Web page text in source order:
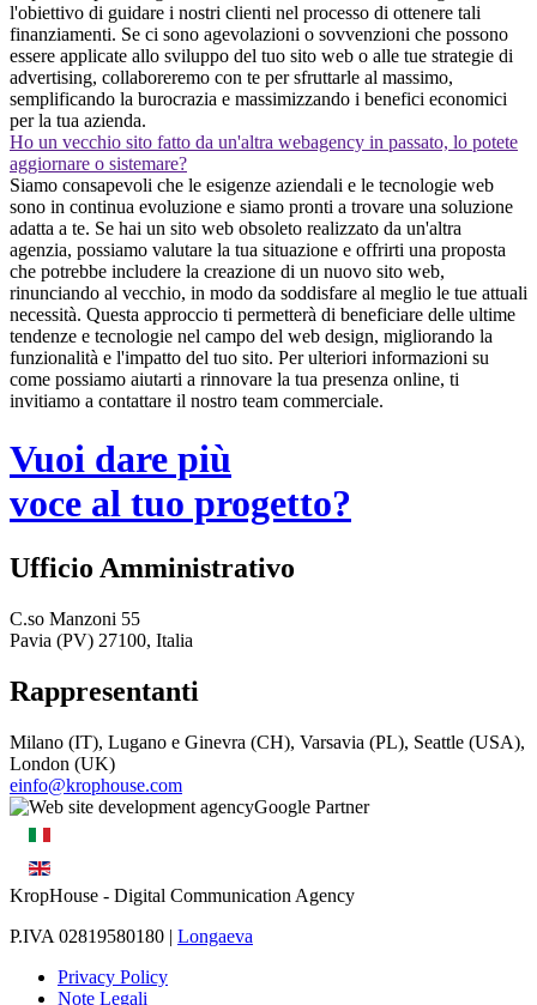
l'obiettivo di guidare i nostri clienti nel processo di ottenere tali
finanziamenti. Se ci sono agevolazioni o sovvenzioni che possono
essere applicate allo sviluppo del tuo sito web o alle tue strategie di
advertising, collaboreremo con te per sfruttarle al massimo,
semplificando la burocrazia e massimizzando i benefici economici
per la tua azienda.
Ho un vecchio sito fatto da un'altra webagency in passato, lo potete
aggiornare o sistemare?
Siamo consapevoli che le esigenze aziendali e le tecnologie web
sono in continua evoluzione e siamo pronti a trovare una soluzione
adatta a te. Se hai un sito web obsoleto realizzato da un'altra
agenzia, possiamo valutare la tua situazione e offrirti una proposta
che potrebbe includere la creazione di un nuovo sito web,
rinunciando al vecchio, in modo da soddisfare al meglio le tue attuali
necessità. Questa approccio ti permetterà di beneficiare delle ultime
tendenze e tecnologie nel campo del web design, migliorando la
funzionalità e l'impatto del tuo sito. Per ulteriori informazioni su
come possiamo aiutarti a rinnovare la tua presenza online, ti
invitiamo a contattare il nostro team commerciale.
Vuoi dare più
voce al tuo progetto?
Ufficio Amministrativo
C.so Manzoni 55
Pavia (PV) 27100, Italia
Rappresentanti
Milano (IT), Lugano e Ginevra (CH), Varsavia (PL), Seattle (USA),
London (UK)
einfo@krophouse.com
KropHouse - Digital Communication Agency
P.IVA 02819580180 | Longaeva
Privacy Policy
Note Legali